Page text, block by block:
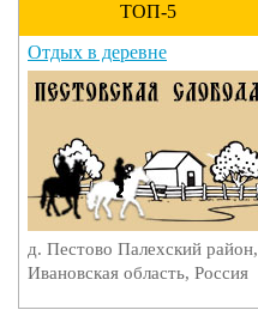
ТОП-5
Отдых в деревне
д. Пестово Палехский район,
Ивановская область, Россия